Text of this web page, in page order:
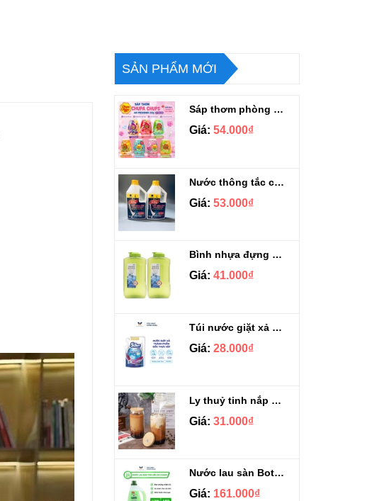
SẢN PHẨM MỚI
Sáp thơm phòng Chupa Chups Thái Lan 230g
Giá: 54.000₫
Nước thông tắc cầu cống siêu mạnh Sifa 1.4kg
Giá: 53.000₫
Bình nhựa đựng nước Aqua Lock&Lock 2.1L
Giá: 41.000₫
Túi nước giặt xả Sizen hương nước hoa 500 ml
Giá: 28.000₫
Ly thuỷ tinh nắp gỗ kèm ống hút chịu nhiệt 500ml
Giá: 31.000₫
Nước lau sàn Botany tinh dầu sả chanh chai 3.9kg
Giá: 161.000₫